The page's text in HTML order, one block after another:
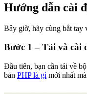
Hướng dẫn cài
Bây giờ, hãy cùng bắt tay
Bước 1 – Tải và cài
Đầu tiên, bạn cần tải về
bản PHP là gì mới nhất